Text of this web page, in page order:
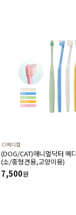
CI메디컬
(DOG/CAT)애니멀닥터 메
(소/중형견용,고양이용)
7,500원